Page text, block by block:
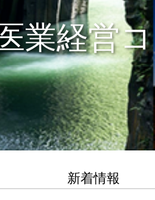
業経営
新着情報